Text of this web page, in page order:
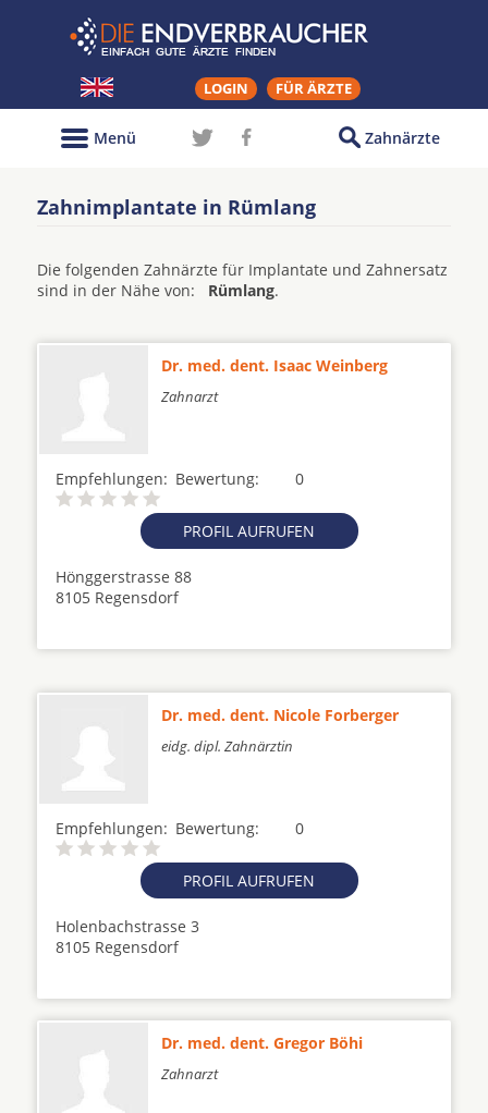
LOGIN FÜR ÄRZTE
Zahnärzte
Menü
Zahnimplantate in Rümlang
Die folgenden Zahnärzte für Implantate und Zahnersatz
sind in der Nähe von: Rümlang.
Dr. med. dent. Isaac Weinberg
Zahnarzt
Empfehlungen: 0
Bewertung:
PROFIL AUFRUFEN
Hönggerstrasse 88
8105 Regensdorf
Dr. med. dent. Nicole Forberger
eidg. dipl. Zahnärztin
Empfehlungen: 0
Bewertung:
PROFIL AUFRUFEN
Holenbachstrasse 3
8105 Regensdorf
Dr. med. dent. Gregor Böhi
Zahnarzt